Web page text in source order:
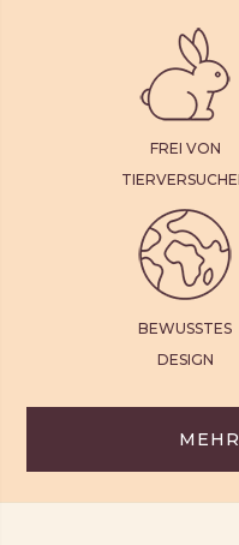
FREI VON
BEWUSSTES
DESIGN